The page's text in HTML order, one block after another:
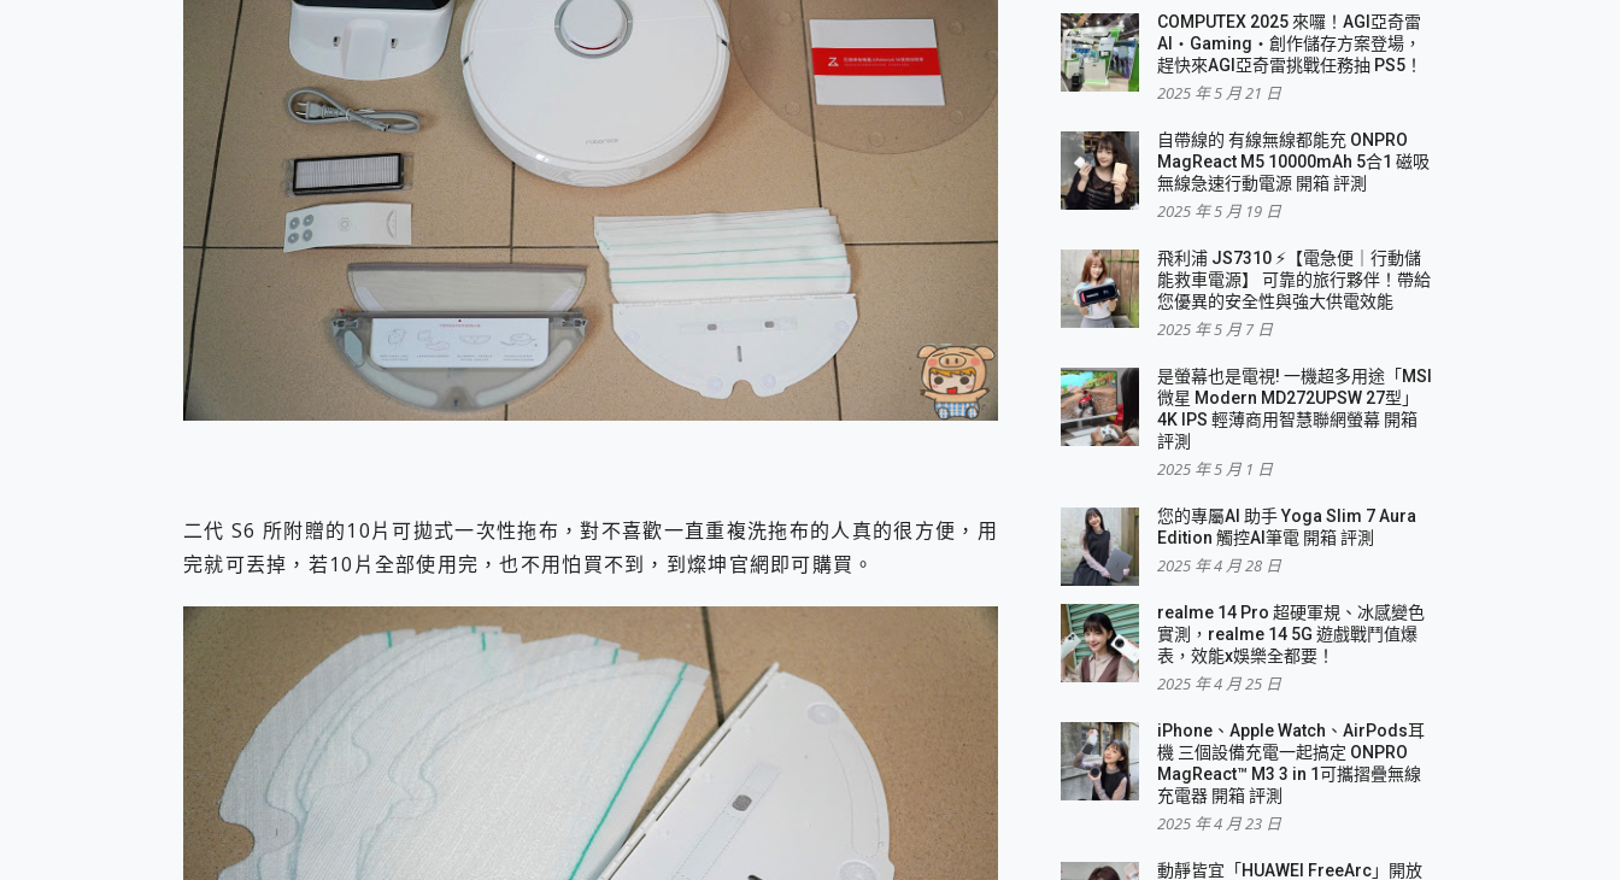
二代 S6 所附贈的10片可拋式一次性拖布，對不喜歡一直重複洗拖布的人真的很方便，用
完就可丟掉，若10片全部使用完，也不用怕買不到，到燦坤官網即可購買。
COMPUTEX 2025 來囉！AGI亞奇雷
AI・Gaming・創作儲存方案登場，
趕快來AGI亞奇雷挑戰任務抽 PS5！
2025 年 5 月 21 日
自帶線的 有線無線都能充 ONPRO
MagReact M5 10000mAh 5合1 磁吸
無線急速行動電源 開箱 評測
2025 年 5 月 19 日
飛利浦 JS7310 ⚡【電急便｜行動儲
能救車電源】 可靠的旅行夥伴！帶給
您優異的安全性與強大供電效能
2025 年 5 月 7 日
是螢幕也是電視! 一機超多用途「MSI
微星 Modern MD272UPSW 27型」
4K IPS 輕薄商用智慧聯網螢幕 開箱
評測
2025 年 5 月 1 日
您的專屬AI 助手 Yoga Slim 7 Aura
Edition 觸控AI筆電 開箱 評測
2025 年 4 月 28 日
realme 14 Pro 超硬軍規、冰感變色
實測，realme 14 5G 遊戲戰鬥值爆
表，效能x娛樂全都要！
2025 年 4 月 25 日
iPhone、Apple Watch、AirPods耳
機 三個設備充電一起搞定 ONPRO
MagReact™ M3 3 in 1可攜摺疊無線
充電器 開箱 評測
2025 年 4 月 23 日
動靜皆宜「HUAWEI FreeArc」開放